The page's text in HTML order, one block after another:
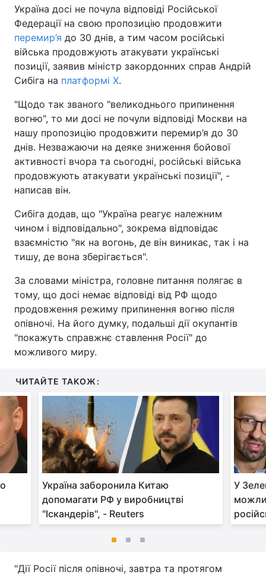
Україна досі не почула відповіді Російської
Федерації на свою пропозицію продовжити
перемир’я до 30 днів, а тим часом російські
війська продовжують атакувати українські
позиції, заявив міністр закордонних справ Андрій
Сибіга на платформі Х.
"Щодо так званого "великоднього припинення
вогню", то ми досі не почули відповіді Москви на
нашу пропозицію продовжити перемир’я до 30
днів. Незважаючи на деяке зниження бойової
активності вчора та сьогодні, російські війська
продовжують атакувати українські позиції", -
написав він.
Сибіга додав, що "Україна реагує належним
чином і відповідально", зокрема відповідає
взаємністю "як на вогонь, де він виникає, так і на
тишу, де вона зберігається".
За словами міністра, головне питання полягає в
тому, що досі немає відповіді від РФ щодо
продовження режиму припинення вогню після
опівночі. На його думку, подальші дії окупантів
"покажуть справжнє ставлення Росії" до
можливого миру.
ЧИТАЙТЕ ТАКОЖ:
Україна заборонила Китаю
допомагати РФ у виробництві
"Іскандерів", - Reuters
У
"Дії Росії після опівночі, завтра та протягом